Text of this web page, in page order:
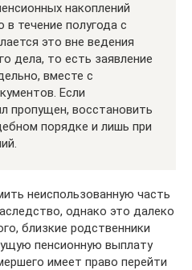
накоплений
течение полугода с
это вне ведения
дела, то есть заявление
вместе с
Если
пропущен, восстановить
порядке и лишь при
неиспользованную часть
однако это далеко
близкие родственники
пенсионную выплату
имеет право перейти